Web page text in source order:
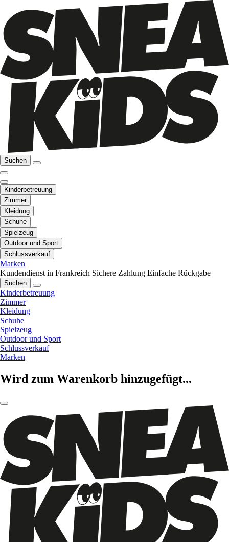
Suchen
Kinderbetreuung
Zimmer
Kleidung
Schuhe
Spielzeug
Outdoor und Sport
Schlussverkauf
Marken
Kundendienst in Frankreich Sichere Zahlung Einfache Rückgabe
Suchen
Kinderbetreuung
Zimmer
Kleidung
Schuhe
Spielzeug
Outdoor und Sport
Schlussverkauf
Marken
Wird zum Warenkorb hinzugefügt...